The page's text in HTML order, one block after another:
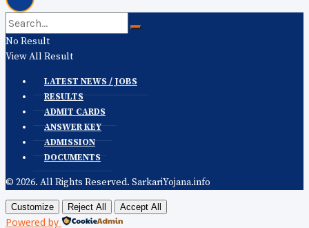
No Result
View All Result
LATEST NEWS / JOBS
RESULTS
ADMIT CARDS
ANSWER KEY
ADMISSION
DOCUMENTS
© 2026. All Rights Reserved. SarkariYojana.info
Customize Reject All Accept All
Powered by